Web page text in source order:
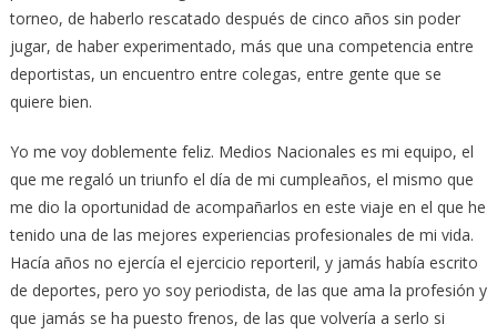
torneo, de haberlo rescatado después de cinco años sin poder
jugar, de haber experimentado, más que una competencia entre
deportistas, un encuentro entre colegas, entre gente que se
quiere bien.
Yo me voy doblemente feliz. Medios Nacionales es mi equipo, el
que me regaló un triunfo el día de mi cumpleaños, el mismo que
me dio la oportunidad de acompañarlos en este viaje en el que he
tenido una de las mejores experiencias profesionales de mi vida.
Hacía años no ejercía el ejercicio reporteril, y jamás había escrito
de deportes, pero yo soy periodista, de las que ama la profesión y
que jamás se ha puesto frenos, de las que volvería a serlo si